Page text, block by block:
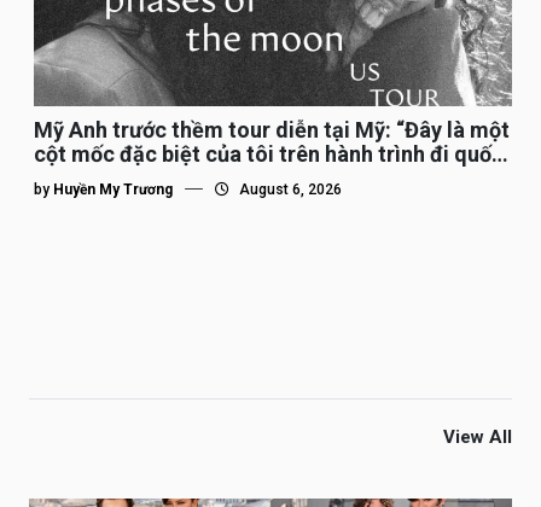
Mỹ Anh trước thềm tour diễn tại Mỹ: “Đây là một
cột mốc đặc biệt của tôi trên hành trình đi quốc
tế”
by Huyền My Trương August 6, 2026
View All